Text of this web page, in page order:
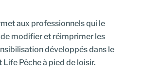
aux professionnels qui le
modifier et réimprimer les
développés dans le
Pêche à pied de loisir.